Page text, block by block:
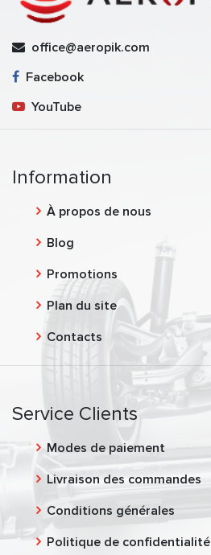
office@aeropik.com
Facebook
YouTube
Information
À propos de nous
Blog
Promotions
Plan du site
Contacts
Service Clients
Modes de paiement
Livraison des commandes
Conditions générales
Politique de confidentialité